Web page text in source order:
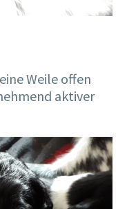
Weile offen
aktiver